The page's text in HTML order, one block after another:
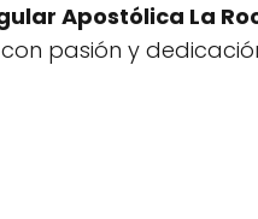
Apostólica La
pasión y